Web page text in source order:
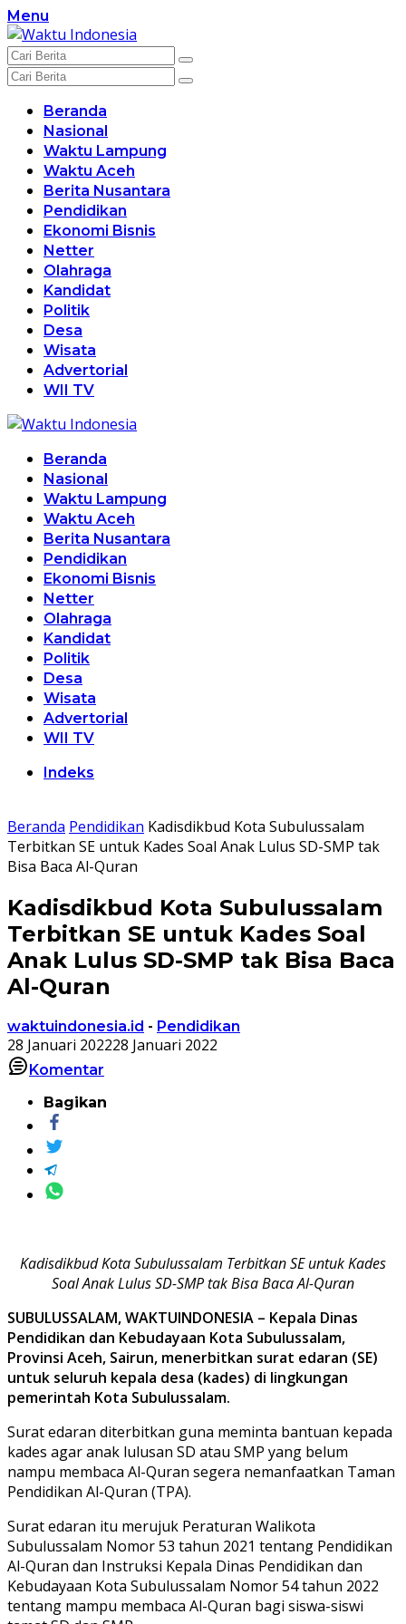
Langsung
ke
konten
Menu
Beranda
Nasional
Waktu Lampung
Waktu Aceh
Berita Nusantara
Pendidikan
Ekonomi Bisnis
Netter
Olahraga
Kandidat
Politik
Desa
Wisata
Advertorial
WII TV
Beranda
Nasional
Waktu Lampung
Waktu Aceh
Berita Nusantara
Pendidikan
Ekonomi Bisnis
Netter
Olahraga
Kandidat
Politik
Desa
Wisata
Advertorial
WII TV
Indeks
Beranda Pendidikan Kadisdikbud Kota Subulussalam
Terbitkan SE untuk Kades Soal Anak Lulus SD-SMP tak
Bisa Baca Al-Quran
Kadisdikbud Kota Subulussalam
Terbitkan SE untuk Kades Soal
Anak Lulus SD-SMP tak Bisa Baca
Al-Quran
waktuindonesia.id - Pendidikan
28 Januari 202228 Januari 2022
Komentar
Bagikan
Kadisdikbud Kota Subulussalam Terbitkan SE untuk Kades
Soal Anak Lulus SD-SMP tak Bisa Baca Al-Quran
SUBULUSSALAM, WAKTUINDONESIA – Kepala Dinas
Pendidikan dan Kebudayaan Kota Subulussalam,
Provinsi Aceh, Sairun, menerbitkan surat edaran (SE)
untuk seluruh kepala desa (kades) di lingkungan
pemerintah Kota Subulussalam.
Surat edaran diterbitkan guna meminta bantuan kepada
kades agar anak lulusan SD atau SMP yang belum
nampu membaca Al-Quran segera nemanfaatkan Taman
Pendidikan Al-Quran (TPA).
Surat edaran itu merujuk Peraturan Walikota
Subulussalam Nomor 53 tahun 2021 tentang Pendidikan
Al-Quran dan Instruksi Kepala Dinas Pendidikan dan
Kebudayaan Kota Subulussalam Nomor 54 tahun 2022
tentang mampu membaca Al-Quran bagi siswa-siswi